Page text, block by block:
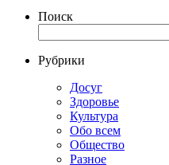
Поиск
Рубрики
Досуг
Здоровье
Культура
Обо всем
Общество
Разное